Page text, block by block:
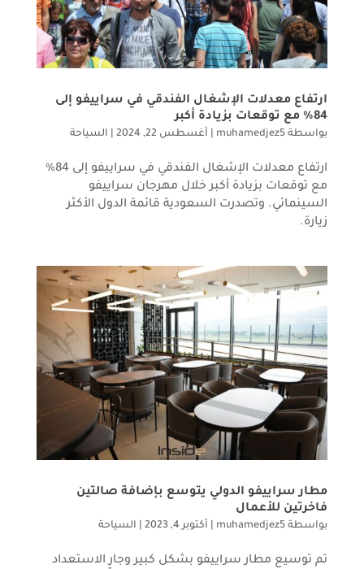
ارتفاع معدلات الإشغال الفندقي في سراييفو إلى
84% مع توقعات بزيادة أكبر
بواسطة muhamedjez5 أغسطس 22, 2024 | السياحة
ارتفاع معدلات الإشغال الفندقي في سراييفو إلى 84%
مع توقعات بزيادة أكبر خلال مهرجان سراييفو
السينمائي. وتصدرت السعودية قائمة الدول الأكثر
زيارة.
مطار سراييفو الدولي يتوسع بإضافة صالتين
فاخرتين للأعمال
بواسطة muhamedjez5 أكتوبر 4, 2023 | السياحة
تم توسيع مطار سراييفو بشكل كبير وجارٍ الاستعداد